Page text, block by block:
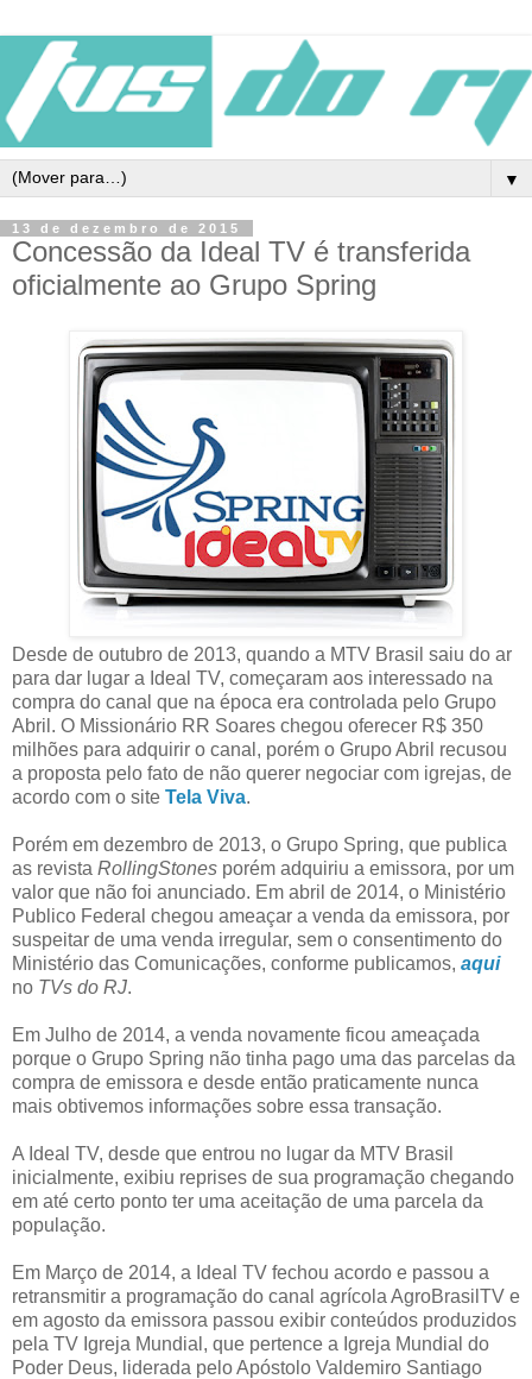
▼
13 de dezembro de 2015
Concessão da Ideal TV é transferida
oficialmente ao Grupo Spring
Desde de outubro de 2013, quando a MTV Brasil saiu do ar
para dar lugar a Ideal TV, começaram aos interessado na
compra do canal que na época era controlada pelo Grupo
Abril. O Missionário RR Soares chegou oferecer R$ 350
milhões para adquirir o canal, porém o Grupo Abril recusou
a proposta pelo fato de não querer negociar com igrejas, de
acordo com o site Tela Viva.
Porém em dezembro de 2013, o Grupo Spring, que publica
as revista RollingStones porém adquiriu a emissora, por um
valor que não foi anunciado. Em abril de 2014, o Ministério
Publico Federal chegou ameaçar a venda da emissora, por
suspeitar de uma venda irregular, sem o consentimento do
Ministério das Comunicações, conforme publicamos, aqui
no TVs do RJ.
Em Julho de 2014, a venda novamente ficou ameaçada
porque o Grupo Spring não tinha pago uma das parcelas da
compra de emissora e desde então praticamente nunca
mais obtivemos informações sobre essa transação.
A Ideal TV, desde que entrou no lugar da MTV Brasil
inicialmente, exibiu reprises de sua programação chegando
em até certo ponto ter uma aceitação de uma parcela da
população.
Em Março de 2014, a Ideal TV fechou acordo e passou a
retransmitir a programação do canal agrícola AgroBrasilTV e
em agosto da emissora passou exibir conteúdos produzidos
pela TV Igreja Mundial, que pertence a Igreja Mundial do
Poder Deus, liderada pelo Apóstolo Valdemiro Santiago